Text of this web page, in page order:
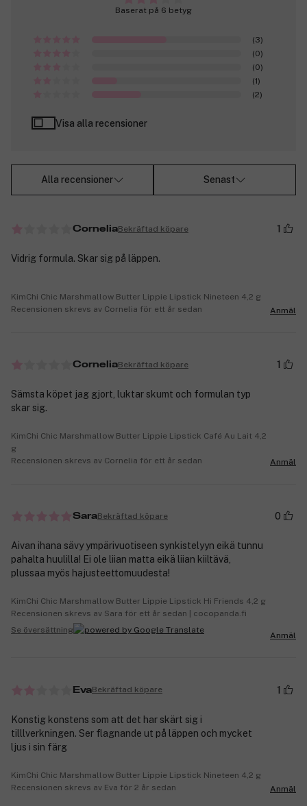
Baserat på 6 betyg
(3)
(0)
(0)
(1)
(2)
Visa alla recensioner
Alla recensioner Senast
CorneliaBekräftad köpare 1
Vidrig formula. Skar sig på läppen.
KimChi Chic Marshmallow Butter Lippie Lipstick Nineteen 4,2 g
Recensionen skrevs av Cornelia för ett år sedan
Anmäl
CorneliaBekräftad köpare 1
Sämsta köpet jag gjort, luktar skumt och formulan typ
skar sig.
KimChi Chic Marshmallow Butter Lippie Lipstick Café Au Lait 4,2
g
Recensionen skrevs av Cornelia för ett år sedan
Anmäl
SaraBekräftad köpare 0
Aivan ihana sävy ympärivuotiseen synkistelyyn eikä tunnu
pahalta huulilla! Ei ole liian matta eikä liian kiiltävä,
plussaa myös hajusteettomuudesta!
KimChi Chic Marshmallow Butter Lippie Lipstick Hi Friends 4,2 g
Recensionen skrevs av Sara för ett år sedan | cocopanda.fi
Se översättning
Anmäl
EvaBekräftad köpare 1
Konstig konstens som att det har skärt sig i
tilllverkningen. Ser flagnande ut på läppen och mycket
ljus i sin färg
KimChi Chic Marshmallow Butter Lippie Lipstick Nineteen 4,2 g
Recensionen skrevs av Eva för 2 år sedan
Anmäl